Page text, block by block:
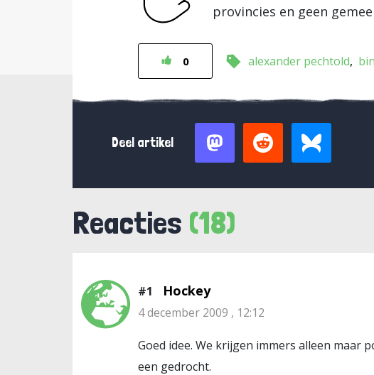
provincies en geen
0 alexander pechtold
Deel artikel
Reacties (18)
#1 Hockey
4 december 2009 , 12:12
Goed idee. We krijgen immers alleen
een gedrocht.